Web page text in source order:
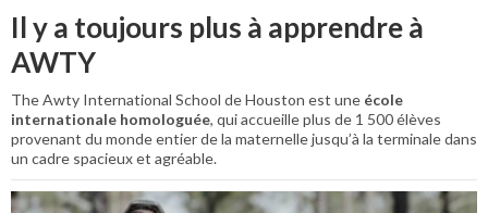
Il y a toujours plus à apprendre à
AWTY
The Awty International School de Houston est une école
internationale homologuée, qui accueille plus de 1 500 élèves
provenant du monde entier de la maternelle jusqu’à la terminale dans
un cadre spacieux et agréable.